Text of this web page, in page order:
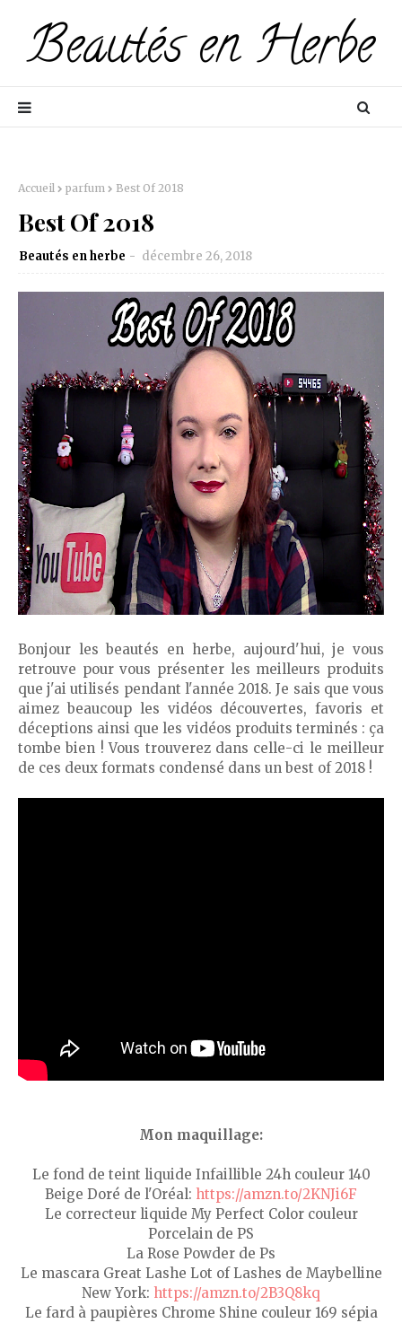
Accueil parfum Best Of 2018
Best Of 2018
Beautés en herbe décembre 26, 2018
Bonjour les beautés en herbe, aujourd'hui, je vous
retrouve pour vous présenter les meilleurs produits
que j'ai utilisés pendant l'année 2018. Je sais que vous
aimez beaucoup les vidéos découvertes, favoris et
déceptions ainsi que les vidéos produits terminés : ça
tombe bien ! Vous trouverez dans celle-ci le meilleur
de ces deux formats condensé dans un best of 2018 !
Mon maquillage:
Le fond de teint liquide Infaillible 24h couleur 140
Beige Doré de l'Oréal: https://amzn.to/2KNJi6F
Le correcteur liquide My Perfect Color couleur
Porcelain de PS
La Rose Powder de Ps
Le mascara Great Lashe Lot of Lashes de Maybelline
New York: https://amzn.to/2B3Q8kq
Le fard à paupières Chrome Shine couleur 169 sépia